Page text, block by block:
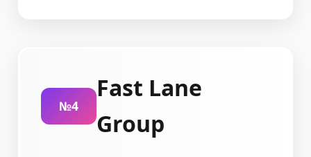
№4
Fast Lane
Group